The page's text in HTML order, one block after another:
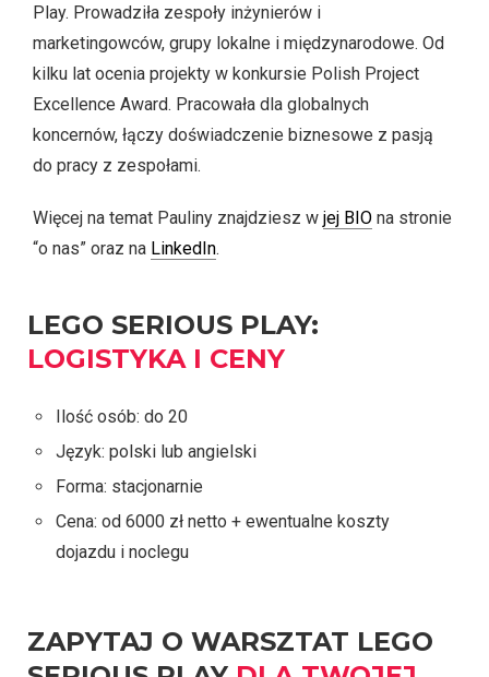
Play. Prowadziła zespoły inżynierów i
marketingowców, grupy lokalne i międzynarodowe. Od
kilku lat ocenia projekty w konkursie Polish Project
Excellence Award. Pracowała dla globalnych
koncernów, łączy doświadczenie biznesowe z pasją
do pracy z zespołami.
Więcej na temat Pauliny znajdziesz w jej BIO na stronie
“o nas” oraz na LinkedIn.
LEGO SERIOUS PLAY:
LOGISTYKA I CENY
Ilość osób: do 20
Język: polski lub angielski
Forma: stacjonarnie
Cena: od 6000 zł netto + ewentualne koszty
dojazdu i noclegu
ZAPYTAJ O WARSZTAT LEGO